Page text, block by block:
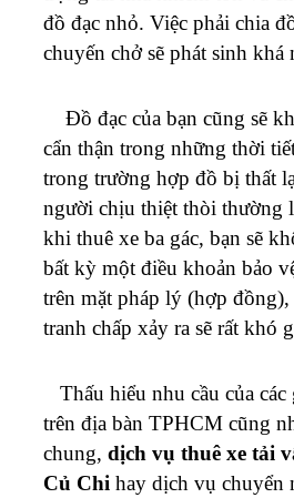
đồ đạc nhỏ. Việc phải chia
chuyến chở sẽ phát sinh khá
Đồ đạc của bạn cũng sẽ
cẩn thận trong những thời
trong trường hợp đồ bị thất
người chịu thiệt thòi thường
khi thuê xe ba gác, bạn sẽ
bất kỳ một điều khoản bảo
trên mặt pháp lý (hợp
tranh chấp xảy ra sẽ rất khó
Thấu hiểu nhu cầu của
trên địa bàn TPHCM cũng
chung, dịch vụ thuê xe tải
Củ Chi hay dịch vụ chuyển